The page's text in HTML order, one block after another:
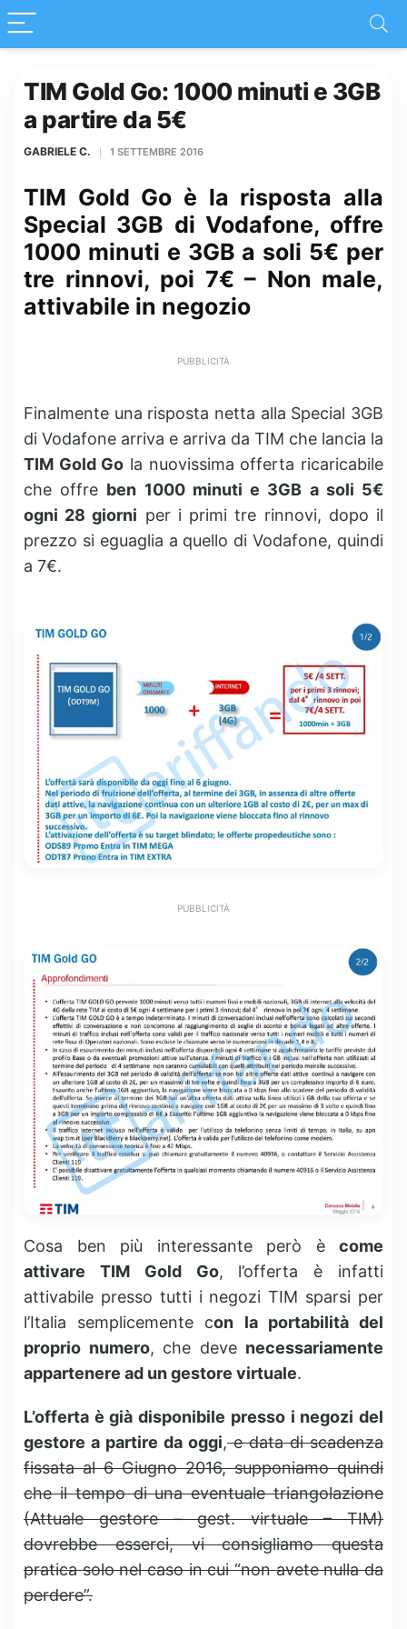
TIM Gold Go: 1000 minuti e 3GB
a partire da 5€
GABRIELE C. 1 SETTEMBRE 2016
TIM Gold Go è la risposta alla
Special 3GB di Vodafone, offre
1000 minuti e 3GB a soli 5€ per
tre rinnovi, poi 7€ – Non male,
attivabile in negozio
PUBBLICITÀ
Finalmente una risposta netta alla Special 3GB
di Vodafone arriva e arriva da TIM che lancia la
TIM Gold Go la nuovissima offerta ricaricabile
che offre ben 1000 minuti e 3GB a soli 5€
ogni 28 giorni per i primi tre rinnovi, dopo il
prezzo si eguaglia a quello di Vodafone, quindi
a 7€.
PUBBLICITÀ
Cosa ben più interessante però è come
attivare TIM Gold Go, l’offerta è infatti
attivabile presso tutti i negozi TIM sparsi per
l’Italia semplicemente con la portabilità del
proprio numero, che deve necessariamente
appartenere ad un gestore virtuale.
L’offerta è già disponibile presso i negozi del
gestore a partire da oggi,e data di scadenza
fissata al 6 Giugno 2016, supponiamo quindi
che il tempo di una eventuale triangolazione
(Attuale gestore – gest. virtuale – TIM)
dovrebbe esserci, vi consigliamo questa
pratica solo nel caso in cui “non avete nulla da
perdere”.